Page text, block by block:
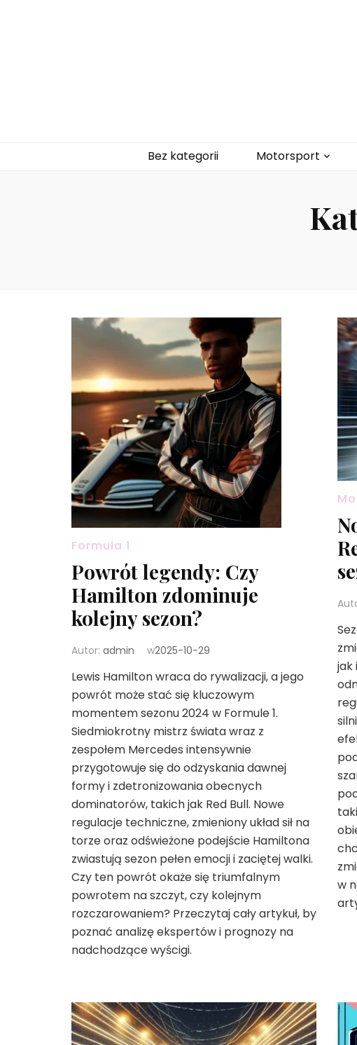
Bez kategorii Motorsport
Formuła 1
Powrót legendy: Czy
Hamilton zdominuje
kolejny sezon?
Autor: admin w2025-10-29
Lewis Hamilton wraca do rywalizacji, a jego
powrót może stać się kluczowym
momentem sezonu 2024 w Formule 1.
Siedmiokrotny mistrz świata wraz z
zespołem Mercedes intensywnie
przygotowuje się do odzyskania dawnej
formy i zdetronizowania obecnych
dominatorów, takich jak Red Bull. Nowe
regulacje techniczne, zmieniony układ sił na
torze oraz odświeżone podejście Hamiltona
zwiastują sezon pełen emocji i zaciętej walki.
Czy ten powrót okaże się triumfalnym
powrotem na szczyt, czy kolejnym
rozczarowaniem? Przeczytaj cały artykuł, by
poznać analizę ekspertów i prognozy na
nadchodzące wyścigi.
jak
w